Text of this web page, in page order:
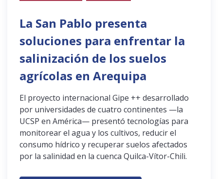
La San Pablo presenta
soluciones para enfrentar la
salinización de los suelos
agrícolas en Arequipa
El proyecto internacional Gipe ++ desarrollado
por universidades de cuatro continentes —la
UCSP en América— presentó tecnologías para
monitorear el agua y los cultivos, reducir el
consumo hídrico y recuperar suelos afectados
por la salinidad en la cuenca Quilca-Vítor-Chili.